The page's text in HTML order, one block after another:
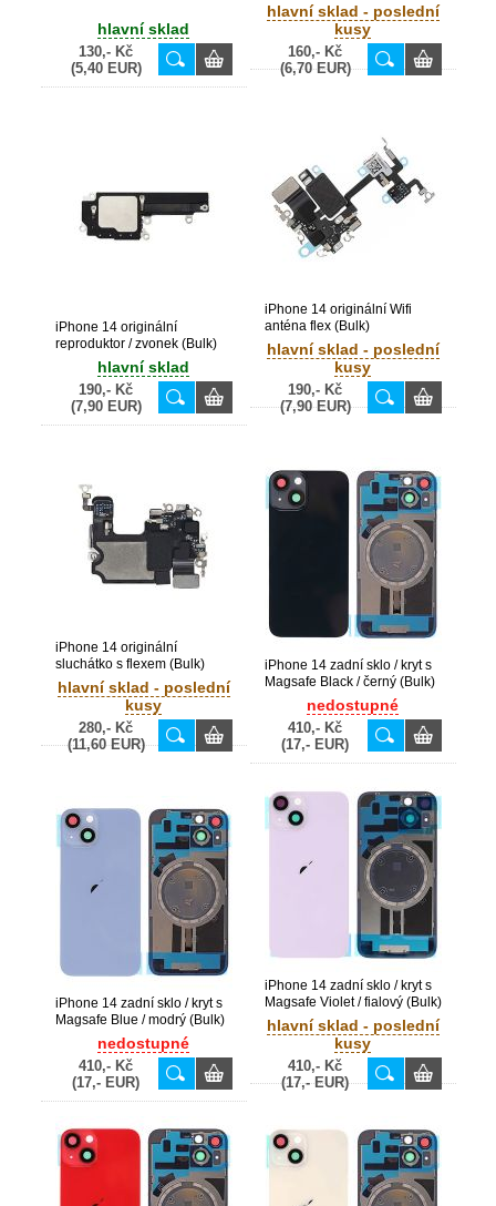
hlavní sklad
130,- Kč
(5,40 EUR)
hlavní sklad - poslední
kusy
160,- Kč
(6,70 EUR)
iPhone 14 originální
reproduktor / zvonek (Bulk)
hlavní sklad
190,- Kč
(7,90 EUR)
iPhone 14 originální Wifi
anténa flex (Bulk)
hlavní sklad - poslední
kusy
190,- Kč
(7,90 EUR)
iPhone 14 originální
sluchátko s flexem (Bulk)
hlavní sklad - poslední
kusy
280,- Kč
(11,60 EUR)
iPhone 14 zadní sklo / kryt s
Magsafe Black / černý (Bulk)
nedostupné
410,- Kč
(17,- EUR)
iPhone 14 zadní sklo / kryt s
Magsafe Blue / modrý (Bulk)
nedostupné
410,- Kč
(17,- EUR)
iPhone 14 zadní sklo / kryt s
Magsafe Violet / fialový (Bulk)
hlavní sklad - poslední
kusy
410,- Kč
(17,- EUR)